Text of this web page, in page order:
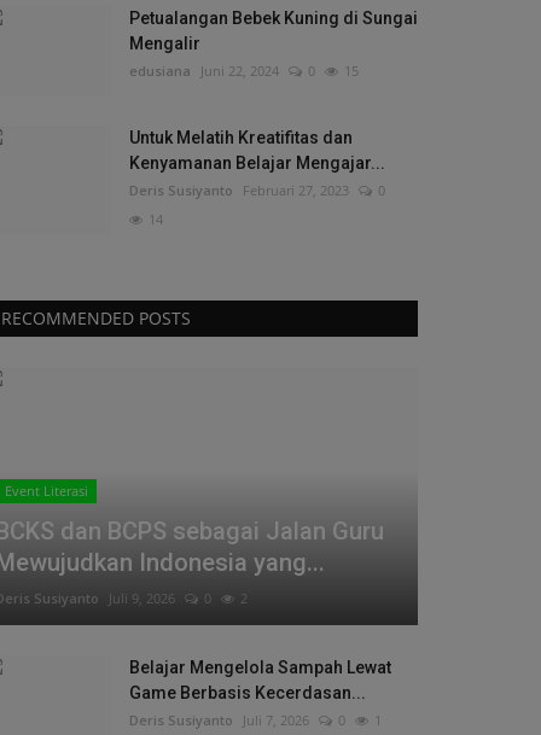
Petualangan Bebek Kuning di Sungai
Mengalir
edusiana Juni 22, 2024 0 15
Untuk Melatih Kreatifitas dan
Kenyamanan Belajar Mengajar...
Deris Susiyanto Februari 27, 2023
0
14
RECOMMENDED POSTS
Event Literasi
dan BCPS sebagai Jalan Guru
Indonesia yang...
Susiyanto Juli 9, 2026 0 2
Belajar Mengelola Sampah Lewat
Game Berbasis Kecerdasan...
Deris Susiyanto Juli 7, 2026 0 1